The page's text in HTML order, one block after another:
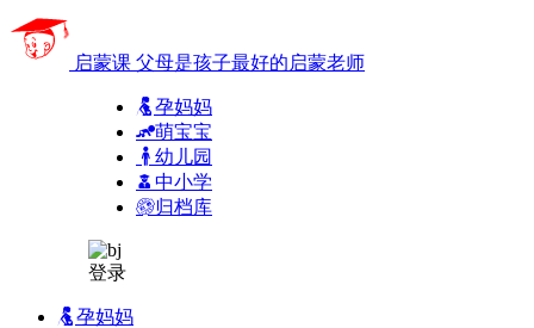
启蒙课 父母是孩子最好的启蒙老师
孕妈妈
萌宝宝
幼儿园
中小学
归档库
登录
孕妈妈